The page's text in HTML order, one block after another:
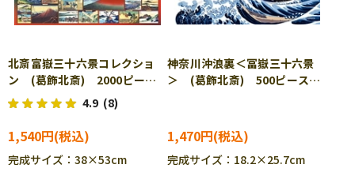
北斎富嶽三十六景コレクショ
ン (葛飾北斎) 2000ピー
ス ジグソーパズル EPO-54-
016
4.9 (8)
1,540円
完成サイズ：38×53cm
神奈川沖浪裏＜冨嶽三十六景
＞ (葛飾北斎) 500ピース
1,470円
完成サイズ：18.2×25.7cm